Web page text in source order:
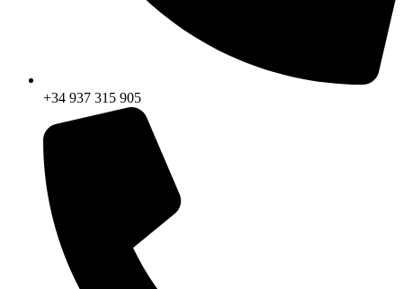
+34 937 315 905